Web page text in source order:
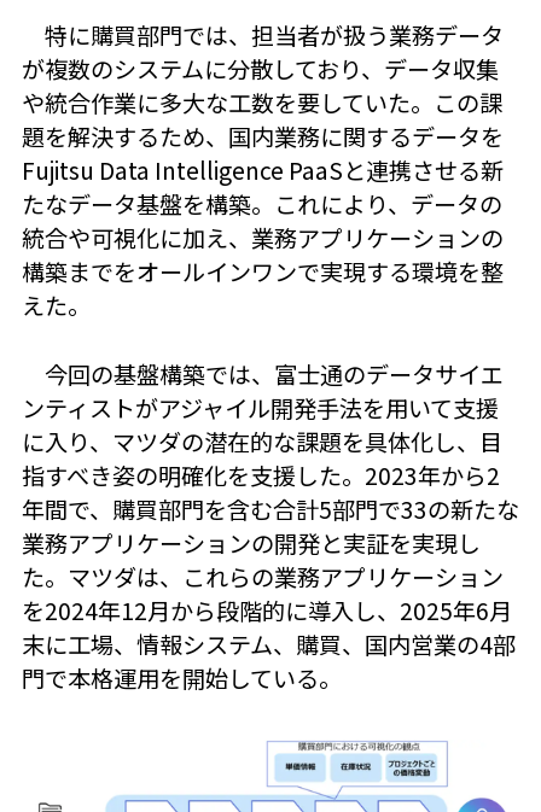
特に購買部門では、担当者が扱う業務データ
が複数のシステムに分散しており、データ収集
や統合作業に多大な工数を要していた。この課
題を解決するため、国内業務に関するデータを
Fujitsu Data Intelligence PaaSと連携させる新
たなデータ基盤を構築。これにより、データの
統合や可視化に加え、業務アプリケーションの
構築までをオールインワンで実現する環境を整
えた。
今回の基盤構築では、富士通のデータサイエ
ンティストがアジャイル開発手法を用いて支援
に入り、マツダの潜在的な課題を具体化し、目
指すべき姿の明確化を支援した。2023年から2
年間で、購買部門を含む合計5部門で33の新たな
業務アプリケーションの開発と実証を実現し
た。マツダは、これらの業務アプリケーション
を2024年12月から段階的に導入し、2025年6月
末に工場、情報システム、購買、国内営業の4部
門で本格運用を開始している。